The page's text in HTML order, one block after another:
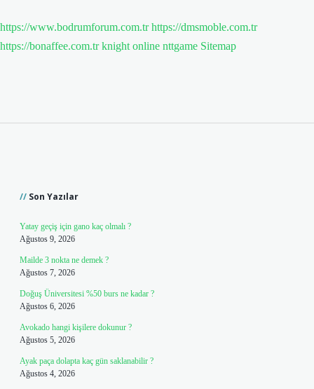
https://www.bodrumforum.com.tr https://dmsmoble.com.tr
https://bonaffee.com.tr knight online nttgame Sitemap
Son Yazılar
Yatay geçiş için gano kaç olmalı ?
Ağustos 9, 2026
Mailde 3 nokta ne demek ?
Ağustos 7, 2026
Doğuş Üniversitesi %50 burs ne kadar ?
Ağustos 6, 2026
Avokado hangi kişilere dokunur ?
Ağustos 5, 2026
Ayak paça dolapta kaç gün saklanabilir ?
Ağustos 4, 2026